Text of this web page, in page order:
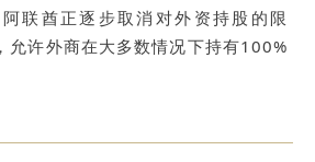
联酋正逐步取消对外资持股的限
允许外商在大多数情况下持有100%